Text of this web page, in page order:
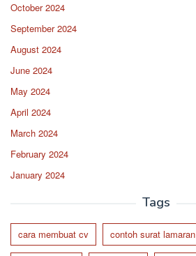
October 2024
September 2024
August 2024
June 2024
May 2024
April 2024
March 2024
February 2024
January 2024
Tags
cara membuat cv contoh surat lamaran